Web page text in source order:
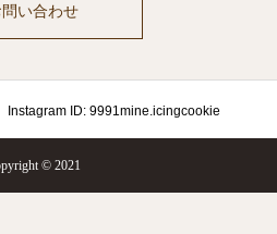
問い合わせ
ID: 9991mine.icingcookie
© 2021